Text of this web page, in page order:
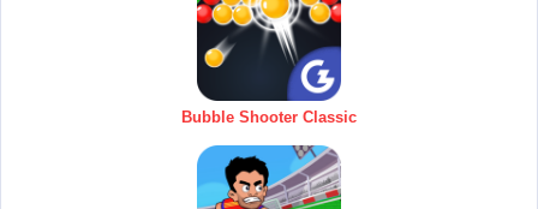
Bubble Shooter Classic